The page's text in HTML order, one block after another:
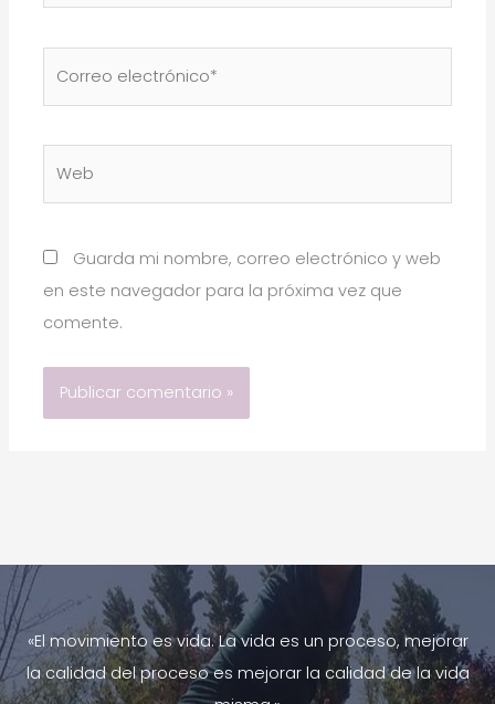
Guarda mi nombre, correo electrónico y web
en este navegador para la próxima vez que
comente.
«El movimiento es vida. La vida es un proceso, mejorar
la calidad del proceso es mejorar la calidad de la vida